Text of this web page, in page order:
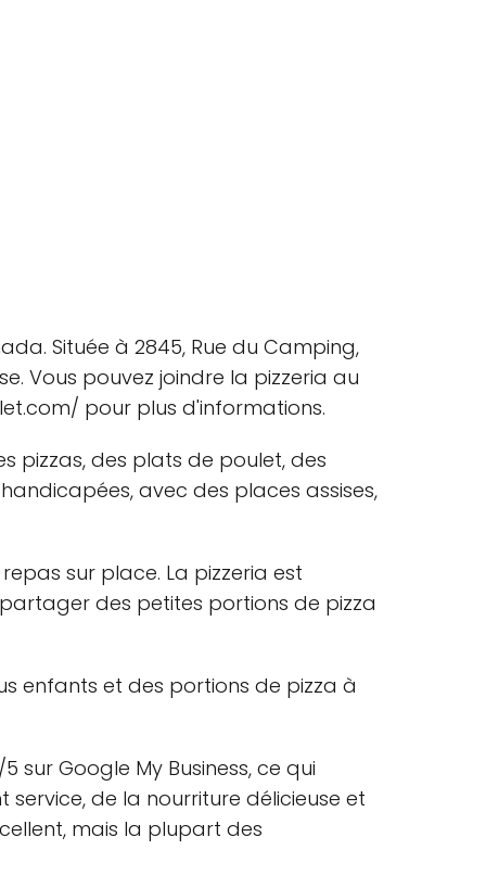
Située à 2845, Rue du Camping,
Vous pouvez joindre la pizzeria au
pour plus d'informations.
pizzas, des plats de poulet, des
avec des places assises,
sur place. La pizzeria est
des petites portions de pizza
enfants et des portions de pizza à
sur Google My Business, ce qui
de la nourriture délicieuse et
mais la plupart des